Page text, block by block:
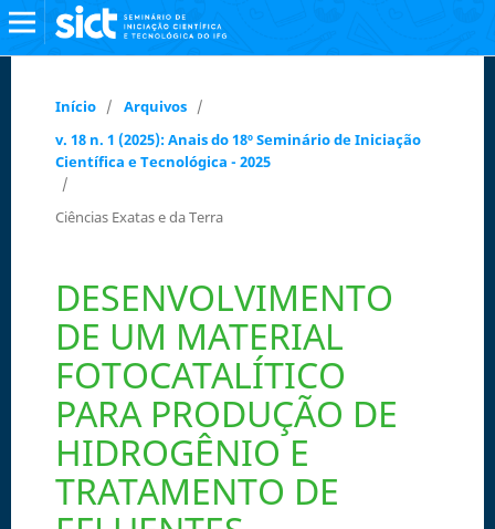
Início / Arquivos /
v. 18 n. 1 (2025): Anais do 18º Seminário de Iniciação
Científica e Tecnológica - 2025
/
Ciências Exatas e da Terra
DESENVOLVIMENTO
DE UM MATERIAL
FOTOCATALÍTICO
PARA PRODUÇÃO DE
HIDROGÊNIO E
TRATAMENTO DE